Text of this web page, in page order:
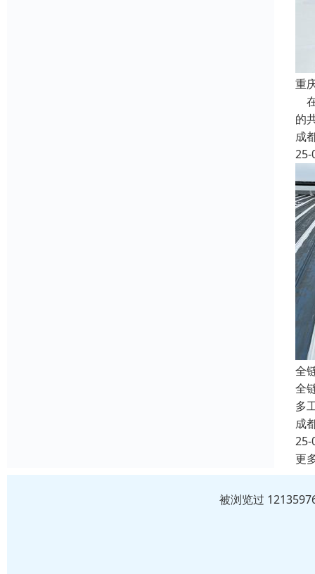
重
的
成
25-
全
全
多
成
25-
更
被浏览过